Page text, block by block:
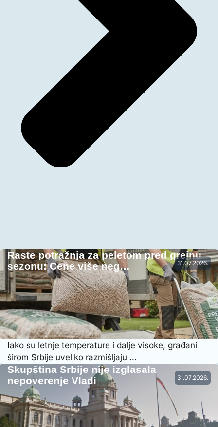
31.07.2026.
Raste potražnja za peletom pred grejnu
sezonu: Cene više neg…
Iako su letnje temperature i dalje visoke, građani
širom Srbije uveliko razmišljaju …
31.07.2026.
Skupština Srbije nije izglasala
nepoverenje Vladi